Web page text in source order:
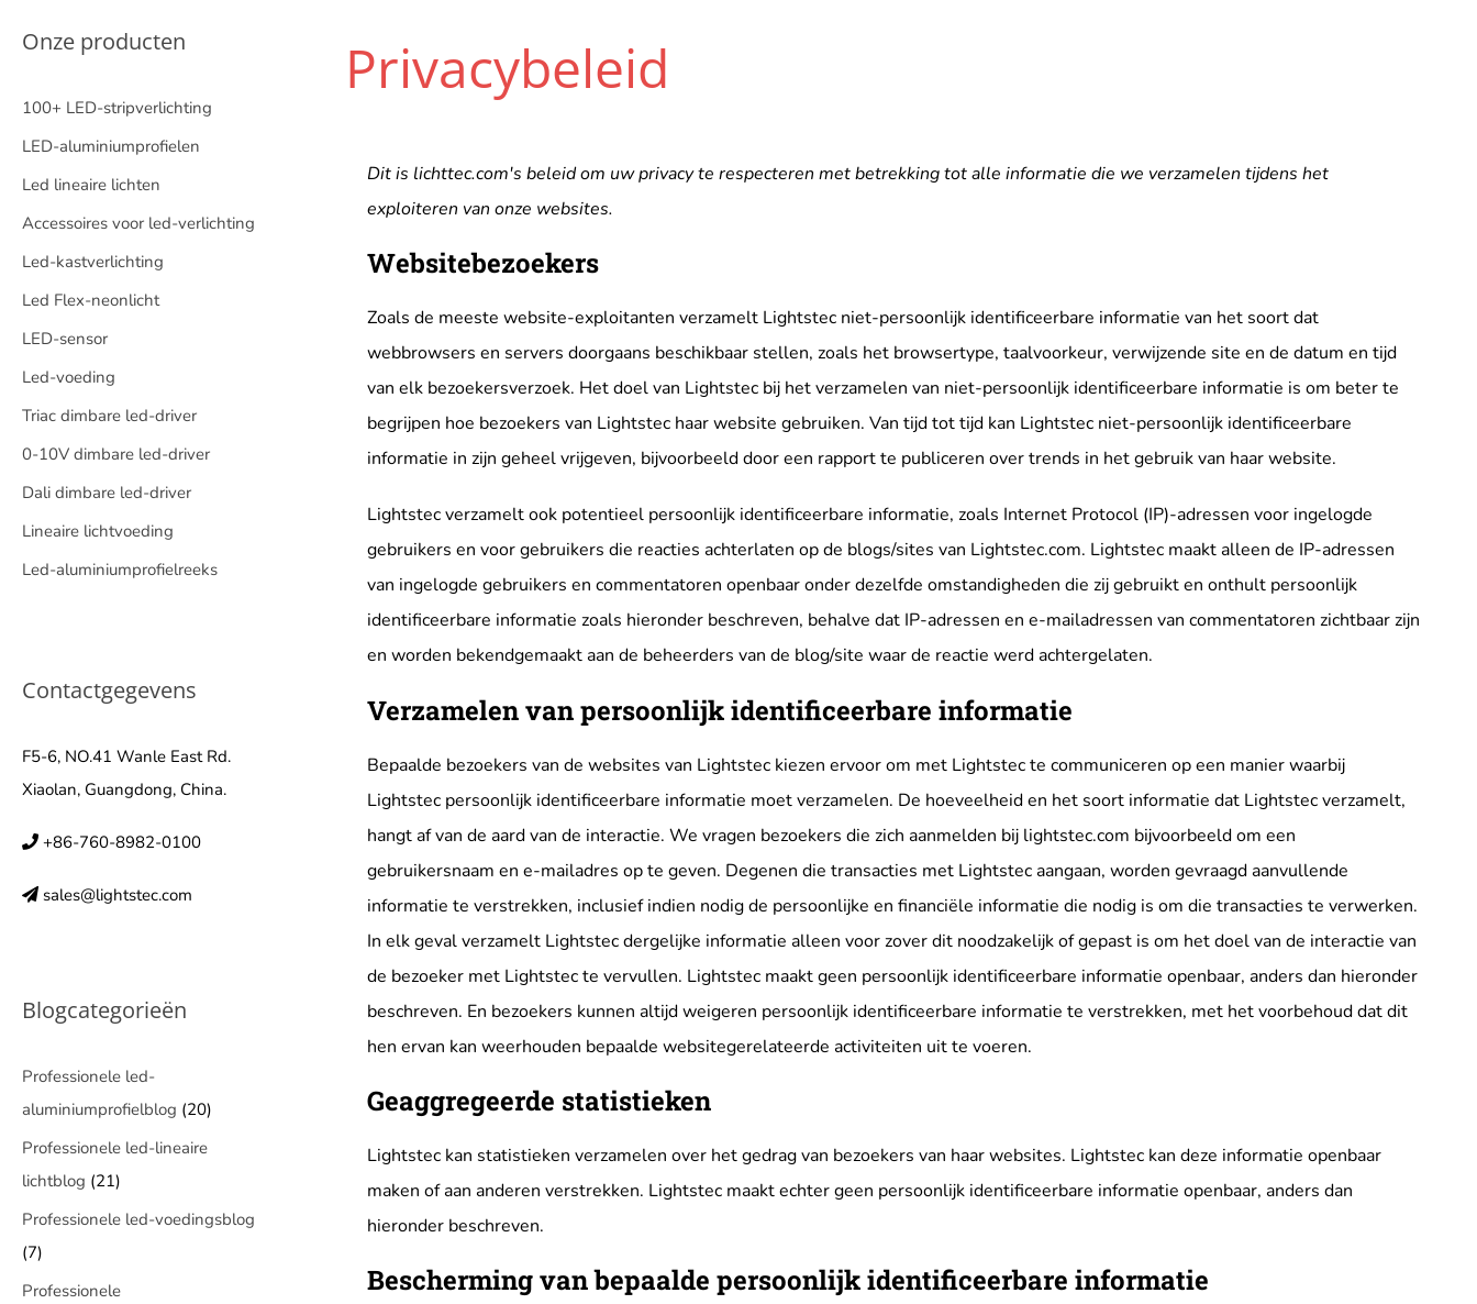
Privacybeleid
Dit is lichttec.com's beleid om uw privacy te respecteren met betrekking tot alle informatie die we verzamelen tijdens het
exploiteren van onze websites.
Websitebezoekers
Zoals de meeste website-exploitanten verzamelt Lightstec niet-persoonlijk identificeerbare informatie van het soort dat
webbrowsers en servers doorgaans beschikbaar stellen, zoals het browsertype, taalvoorkeur, verwijzende site en de datum en tijd
van elk bezoekersverzoek. Het doel van Lightstec bij het verzamelen van niet-persoonlijk identificeerbare informatie is om beter te
begrijpen hoe bezoekers van Lightstec haar website gebruiken. Van tijd tot tijd kan Lightstec niet-persoonlijk identificeerbare
informatie in zijn geheel vrijgeven, bijvoorbeeld door een rapport te publiceren over trends in het gebruik van haar website.
Lightstec verzamelt ook potentieel persoonlijk identificeerbare informatie, zoals Internet Protocol (IP)-adressen voor ingelogde
gebruikers en voor gebruikers die reacties achterlaten op de blogs/sites van Lightstec.com. Lightstec maakt alleen de IP-adressen
van ingelogde gebruikers en commentatoren openbaar onder dezelfde omstandigheden die zij gebruikt en onthult persoonlijk
identificeerbare informatie zoals hieronder beschreven, behalve dat IP-adressen en e-mailadressen van commentatoren zichtbaar zijn
en worden bekendgemaakt aan de beheerders van de blog/site waar de reactie werd achtergelaten.
Verzamelen van persoonlijk identificeerbare informatie
Bepaalde bezoekers van de websites van Lightstec kiezen ervoor om met Lightstec te communiceren op een manier waarbij
Lightstec persoonlijk identificeerbare informatie moet verzamelen. De hoeveelheid en het soort informatie dat Lightstec verzamelt,
hangt af van de aard van de interactie. We vragen bezoekers die zich aanmelden bij lightstec.com bijvoorbeeld om een ​​
gebruikersnaam en e-mailadres op te geven. Degenen die transacties met Lightstec aangaan, worden gevraagd aanvullende
informatie te verstrekken, inclusief indien nodig de persoonlijke en financiële informatie die nodig is om die transacties te verwerken.
In elk geval verzamelt Lightstec dergelijke informatie alleen voor zover dit noodzakelijk of gepast is om het doel van de interactie van
de bezoeker met Lightstec te vervullen. Lightstec maakt geen persoonlijk identificeerbare informatie openbaar, anders dan hieronder
beschreven. En bezoekers kunnen altijd weigeren persoonlijk identificeerbare informatie te verstrekken, met het voorbehoud dat dit
hen ervan kan weerhouden bepaalde websitegerelateerde activiteiten uit te voeren.
Geaggregeerde statistieken
Lightstec kan statistieken verzamelen over het gedrag van bezoekers van haar websites. Lightstec kan deze informatie openbaar
maken of aan anderen verstrekken. Lightstec maakt echter geen persoonlijk identificeerbare informatie openbaar, anders dan
hieronder beschreven.
Bescherming van bepaalde persoonlijk identificeerbare informatie
Onze producten
100+ LED-stripverlichting
LED-aluminiumprofielen
Led lineaire lichten
Accessoires voor led-verlichting
Led-kastverlichting
Led Flex-neonlicht
LED-sensor
Led-voeding
Triac dimbare led-driver
0-10V dimbare led-driver
Dali dimbare led-driver
Lineaire lichtvoeding
Led-aluminiumprofielreeks
Contactgegevens
F5-6, NO.41 Wanle East Rd.
Xiaolan, Guangdong, China.
+86-760-8982-0100
sales@lightstec.com
Blogcategorieën
Professionele led-
aluminiumprofielblog (20)
Professionele led-lineaire
lichtblog (21)
Professionele led-voedingsblog
(7)
Professionele